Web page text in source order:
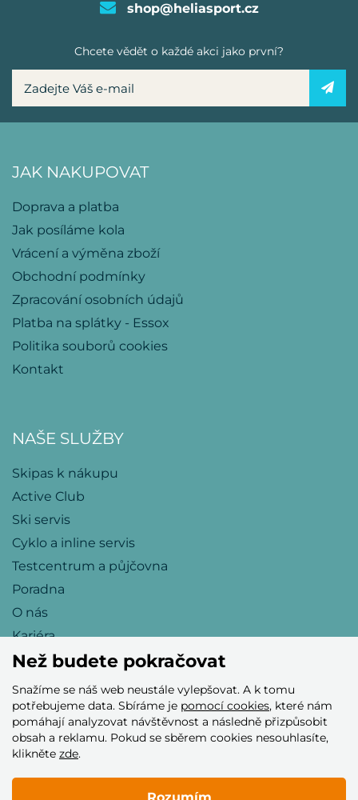
shop@heliasport.cz
Chcete vědět o každé akci jako první?
JAK NAKUPOVAT
Doprava a platba
Jak posíláme kola
Vrácení a výměna zboží
Obchodní podmínky
Zpracování osobních údajů
Platba na splátky - Essox
Politika souborů cookies
Kontakt
NAŠE SLUŽBY
Skipas k nákupu
Active Club
Ski servis
Cyklo a inline servis
Testcentrum a půjčovna
Poradna
O nás
Kariéra
Přijímáme tyto platební karty
Než budete pokračovat
Snažíme se náš web neustále vylepšovat. A k tomu
potřebujeme data. Sbíráme je pomocí cookies, které nám
pomáhají analyzovat návštěvnost a následně přizpůsobit
obsah a reklamu. Pokud se sběrem cookies nesouhlasíte,
klikněte zde.